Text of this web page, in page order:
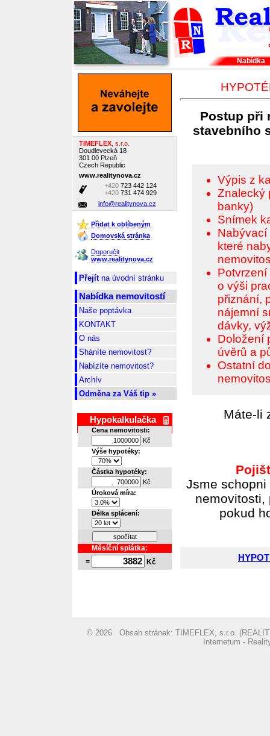
Nabídka
TIMEFLEX, s.r.o.
Doudlevecká 18
301 00 Plzeň
Czech Republic
www.realitynova.cz
+420723 442 124
+420731 474 929
info@realitynova.cz
Přidat k oblíbeným
Domovská stránka
Doporučit
www.realitynova.cz
Přejítna úvodní stránku
Nabídka nemovitostí
Naše poptávka
KONTAKT
O nás
Sháníte nemovitost?
Nabízíte nemovitost?
Archív
Odměna za Váš tip »
Hypokalkulačka
Cena nemovitosti:
Kč
.
.
Výše hypotéky:
Částka hypotéky:
Kč
.
.
Úroková míra:
Délka splácení:
spočítat
Měsíční splátka:
=
Kč
Postup při
stavebního
Výpis z
Znalecký
banky)
Snímek
Nabývací
které
Potvrzení
o výši
přiznání,
nájemní
dávky,
Doložení
úvěrů a
Ostatní
Máte-li
Jsme
pokud
© 2026 Obsah stránek: TIMEFLEX, s.r.o.
Internetum -